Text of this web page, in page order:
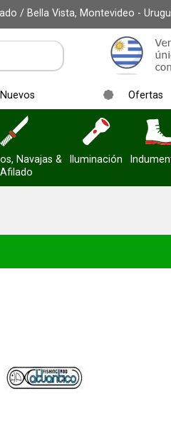
/ Bella Vista, Montevideo -
Nuevos Ofertas
Navajas &
Afilado
Iluminación